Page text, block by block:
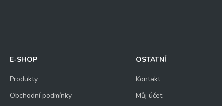
E-SHOP
Produkty
Obchodní podmínky
OSTATNÍ
Kontakt
Můj účet